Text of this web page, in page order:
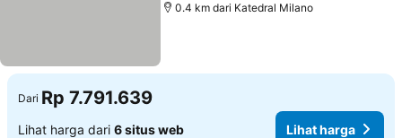
0.4 km dari Katedral Milano
Dari Rp 7.791.639
Lihat harga dari 6 situs web Lihat harga